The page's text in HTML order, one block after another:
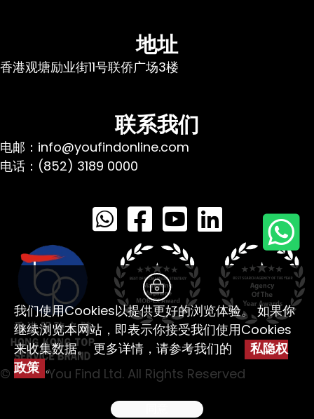
地址
香港观塘励业街11号联侨广场3楼
联系我们
电邮：info@youfindonline.com
电话：(852) 3189 0000
© 2026 You Find Ltd. All Rights Reserved
我们使用Cookies以提供更好的浏览体验。 如果你
继续浏览本网站，即表示你接受我们使用Cookies
来收集数据。 更多详情，请参考我们的
私隐权
政策 。